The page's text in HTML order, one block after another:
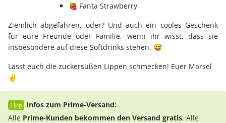
🍓 Fanta Strawberry
Ziemlich abgefahren, oder? Und auch ein cooles Geschenk
für eure Freunde oder Familie, wenn ihr wisst, dass sie
insbesondere auf diese Softdrinks stehen. 😅
Lasst euch die zuckersüßen Lippen schmecken! Euer Marsel
✌️
Infos zum Prime-Versand:
Alle Prime-Kunden bekommen den Versand gratis. Alle